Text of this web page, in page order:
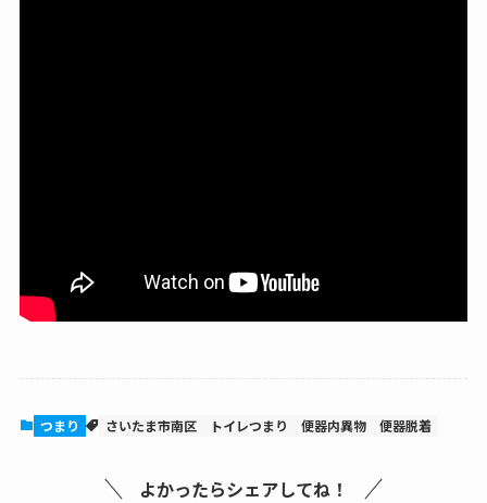
つまり さいたま市南区 トイレつまり 便器内異物 便器脱着
よかったらシェアしてね！